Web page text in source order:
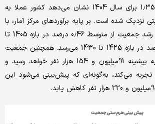
پیش‌بینی، اعلام نرخ 1.35 برای سال 1404 نشان می‌دهد کشور عملا به
نزدیک شده است. بر پایه برآوردهای مرکز آمار، با
فرض نرخ باروری 1.3، رشد جمعیت از متوسط 0.46 درصد در بازه 1405 تا
1410 به منفی 0.21 درصد در بازه 1425 تا 1430 می‌رسد. همچنین جمعیت
کشور در سال 1425 به بیشینه 91‌میلیون و 154 هزار نفر خواهد رسید و
می‌کند، به‌گونه‌ای که پیش‌بینی می‌شود این